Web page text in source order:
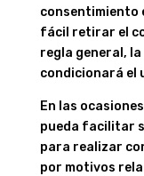
consentimiento
fácil retirar el
regla general,
condicionará el
En las
pueda facilitar
para realizar
por motivos